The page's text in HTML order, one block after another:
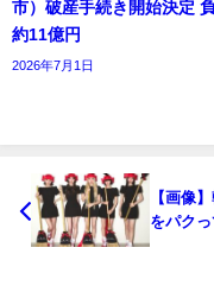
市）破産手続き開始決定
約11億円
2026年7月1日
【画像
をパク